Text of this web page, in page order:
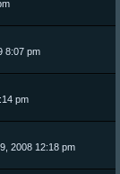
8:07 pm
pm
2008 12:18 pm